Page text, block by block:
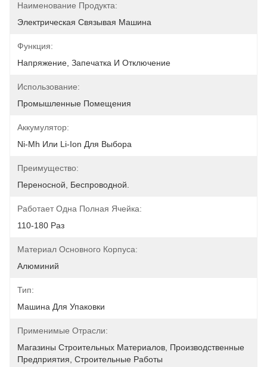
Наименование Продукта:
Электрическая Связывая Машина
Функция:
Напряжение, Запечатка И Отключение
Использование:
Промышленные Помещения
Аккумулятор:
Ni-Mh Или Li-Ion Для Выбора
Преимущество:
Переносной, Беспроводной.
Работает Одна Полная Ячейка:
110-180 Раз
Материал Основного Корпуса:
Алюминий
Тип:
Машина Для Упаковки
Применимые Отрасли:
Магазины Строительных Материалов, Производственные
Предприятия, Строительные Работы